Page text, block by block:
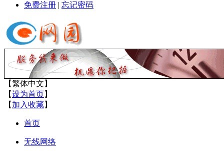
免费注册 | 忘记密码
【繁体中文 】
【设为首页】
【 加入收藏】
首页
无线网络